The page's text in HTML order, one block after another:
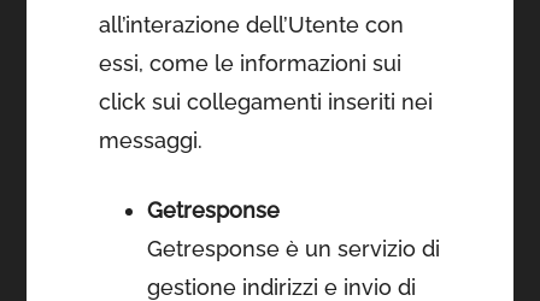
all’interazione dell’Utente con
essi, come le informazioni sui
click sui collegamenti inseriti nei
messaggi.
Getresponse
Getresponse è un servizio di
gestione indirizzi e invio di